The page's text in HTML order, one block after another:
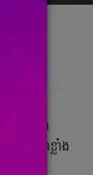
អឺរ៉ូ​ពី
នៅ​ឆ្នាំ​
ប​គេ​ជា​ខ្លាំង
ាន​អឺរ៉ូ​ពី